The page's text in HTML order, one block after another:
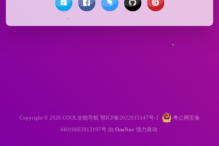
Copyright © 2026 COOL全能导航 鄂ICP备2022015147号-1
粤公网安备
44010602012197号 由 OneNav 强力驱动